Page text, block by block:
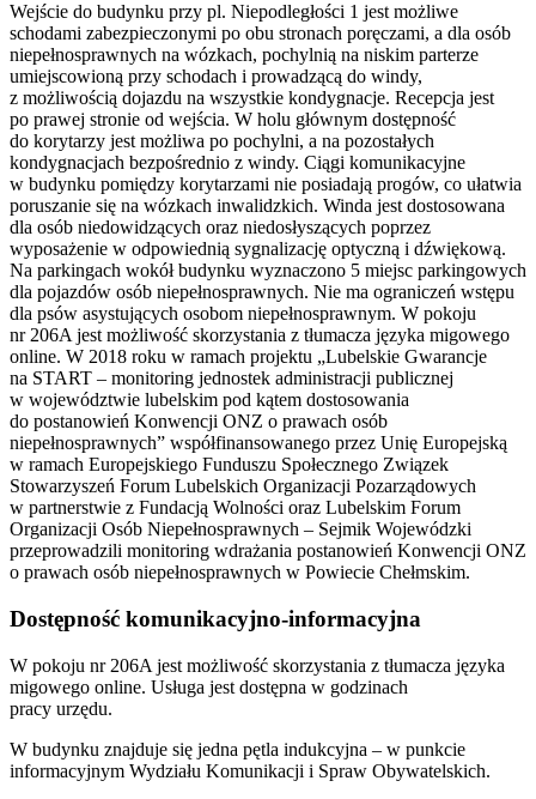
Wejście do budynku przy pl. Niepodległości 1 jest możliwe
schodami zabezpieczonymi po obu stronach poręczami, a dla osób
niepełnosprawnych na wózkach, pochylnią na niskim parterze
umiejscowioną przy schodach i prowadzącą do windy,
z możliwością dojazdu na wszystkie kondygnacje. Recepcja jest
po prawej stronie od wejścia. W holu głównym dostępność
do korytarzy jest możliwa po pochylni, a na pozostałych
kondygnacjach bezpośrednio z windy. Ciągi komunikacyjne
w budynku pomiędzy korytarzami nie posiadają progów, co ułatwia
poruszanie się na wózkach inwalidzkich. Winda jest dostosowana
dla osób niedowidzących oraz niedosłyszących poprzez
wyposażenie w odpowiednią sygnalizację optyczną i dźwiękową.
Na parkingach wokół budynku wyznaczono 5 miejsc parkingowych
dla pojazdów osób niepełnosprawnych. Nie ma ograniczeń wstępu
dla psów asystujących osobom niepełnosprawnym. W pokoju
nr 206A jest możliwość skorzystania z tłumacza języka migowego
online. W 2018 roku w ramach projektu „Lubelskie Gwarancje
na START – monitoring jednostek administracji publicznej
w województwie lubelskim pod kątem dostosowania
do postanowień Konwencji ONZ o prawach osób
niepełnosprawnych” współfinansowanego przez Unię Europejską
w ramach Europejskiego Funduszu Społecznego Związek
Stowarzyszeń Forum Lubelskich Organizacji Pozarządowych
w partnerstwie z Fundacją Wolności oraz Lubelskim Forum
Organizacji Osób Niepełnosprawnych – Sejmik Wojewódzki
przeprowadzili monitoring wdrażania postanowień Konwencji ONZ
o prawach osób niepełnosprawnych w Powiecie Chełmskim.
Dostępność komunikacyjno-informacyjna
W pokoju nr 206A jest możliwość skorzystania z tłumacza języka
migowego online. Usługa jest dostępna w godzinach
pracy urzędu.
W budynku znajduje się jedna pętla indukcyjna – w punkcie
informacyjnym Wydziału Komunikacji i Spraw Obywatelskich.